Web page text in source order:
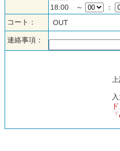
18:00 ～
：
コート：
OUT
連絡事項：